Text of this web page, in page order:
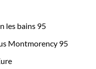
les bains 95
Montmorency 95